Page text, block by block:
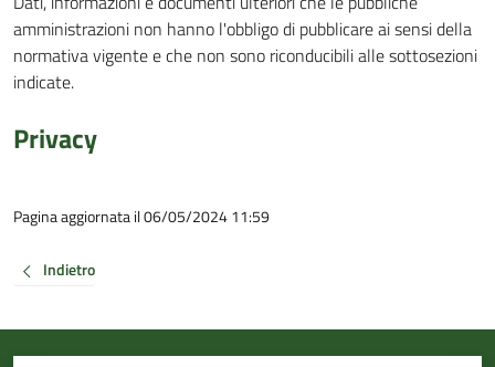
amministrazioni non hanno l'obbligo di pubblicare ai sensi della
normativa vigente e che non sono riconducibili alle sottosezioni
indicate.
Privacy
Pagina aggiornata il 06/05/2024 11:59
Indietro